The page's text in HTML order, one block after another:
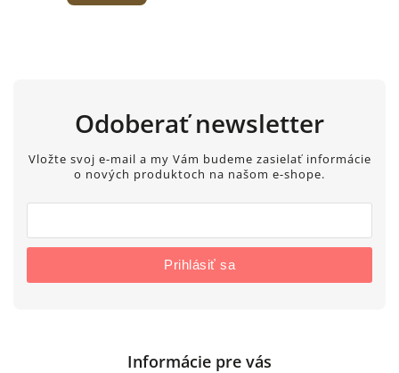
Odoberať newsletter
Vložte svoj e-mail a my Vám budeme zasielať informácie
o nových produktoch na našom e-shope.
Prihlásiť sa
Informácie pre vás